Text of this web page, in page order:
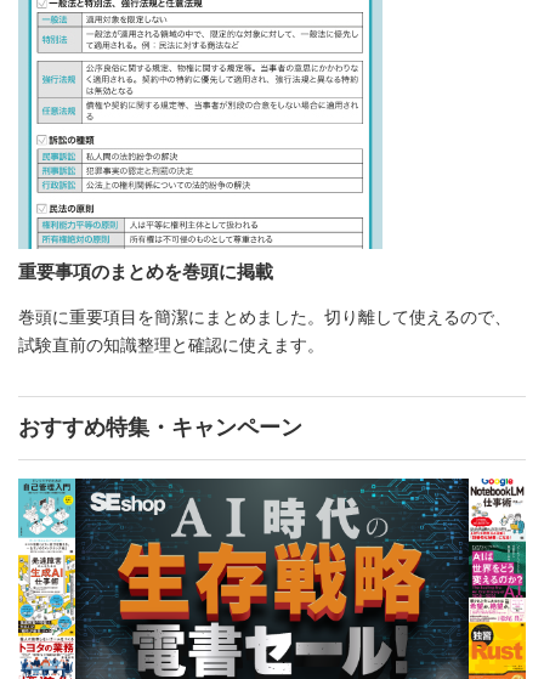
重要事項のまとめを巻頭に掲載
巻頭に重要項目を簡潔にまとめました。切り離して使えるので、
試験直前の知識整理と確認に使えます。
おすすめ特集・キャンペーン